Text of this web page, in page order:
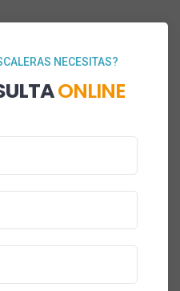
NECESITAS?
ONLINE